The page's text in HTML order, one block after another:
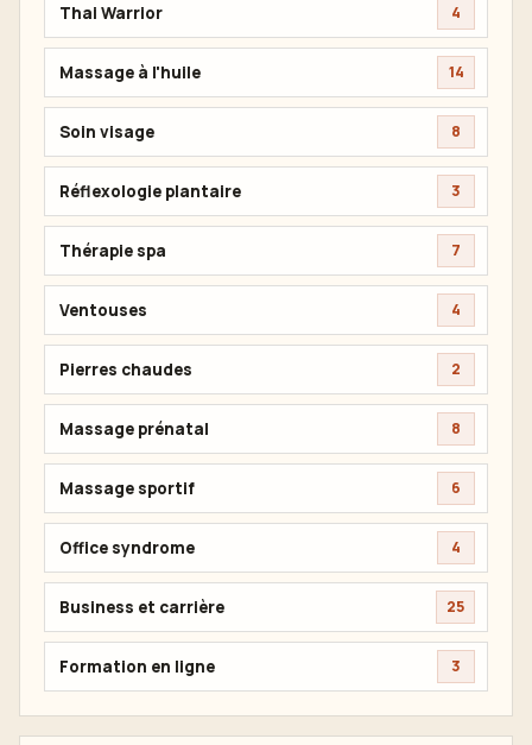
Thai Warrior 4
Massage à l'huile 14
Soin visage 8
Réflexologie plantaire 3
Thérapie spa 7
Ventouses 4
Pierres chaudes 2
Massage prénatal 8
Massage sportif 6
Office syndrome 4
Business et carrière 25
Formation en ligne 3